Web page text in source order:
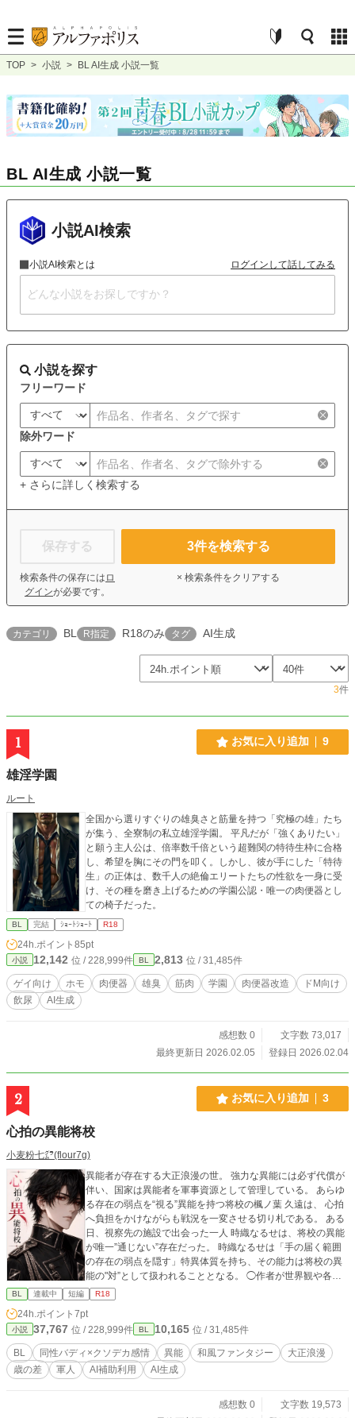
TOP > 小説 > BL AI生成 小説一覧
BL AI生成 小説一覧
小説AI検索
小説AI検索とは ログインして話してみる
小説を探す
フリーワード
除外ワード
+ さらに詳しく検索する
保存する
検索条件の保存には ロ
グインが必要です。
3件を検索する
× 検索条件をクリアする
カテゴリ BL R指定 R18のみ タグ AI生成
3件
1 お気に入り追加 9
雄淫学園
ルート
全国から選りすぐりの雄臭さと筋量を持つ「究極の雄」たち
が集う、全寮制の私立雄淫学園。 平凡だが「強くありたい」
と願う主人公は、倍率数千倍という超難関の特待生枠に合格
し、希望を胸にその門を叩く。しかし、彼が手にした「特待
生」の正体は、数千人の絶倫エリートたちの性欲を一身に受
け、その種を磨き上げるための学園公認・唯一の肉便器とし
ての椅子だった。
BL 完結 ｼｮｰﾄｼｮｰﾄ R18
24h.ポイント 85pt
小説 12,142 位 / 228,999件 BL 2,813 位 / 31,485件
ゲイ向け ホモ 肉便器 雄臭 筋肉 学園 肉便器改造
ドM向け
飲尿
AI生成
感想数 0
文字数 73,017
最終更新日 2026.02.05
登録日 2026.02.04
2 お気に入り追加 3
心拍の異能将校
小麦粉七㌘(flour7g)
異能者が存在する大正浪漫の世。 強力な異能には必ず代償が
伴い、国家は異能者を軍事資源として管理している。 あらゆ
る存在の弱点を“視る”異能を持つ将校の楓ノ葉 久遠は、 心拍
へ負担をかけながらも戦況を一変させる切り札である。 ある
日、視察先の施設で出会った一人 時織なるせは、将校の異能
が唯一”通じない”存在だった。 時織なるせは「手の届く範囲
の存在の弱点を隠す」特異体質を持ち、その能力は将校の異
能の"対”として扱われることとなる。 ◯作者が世界観や各話
詳細な構成と基礎文章を書いた後に、AIに改行と句読点のバ
ランスや機械翻訳しても大きな印象破綻をせずに読みやすい
表現などを提案してもらい、さらに作者が手直しする、最後
にアルファポリスのAI校正をするという形で完成させていま
す。 ◯挿絵イラストは全てAI生成です。 ◯この二点からAI利
用とAI補助利用のタグどちらも付けるのが最適かと考えまし
た。
BL 連載中 短編 R18
24h.ポイント 7pt
小説 37,767 位 / 228,999件 BL 10,165 位 / 31,485件
BL 同性バディ×クソデカ感情 異能 和風ファンタジー
大正浪漫
歳の差
軍人 AI補助利用 AI生成
感想数 0
文字数 19,573